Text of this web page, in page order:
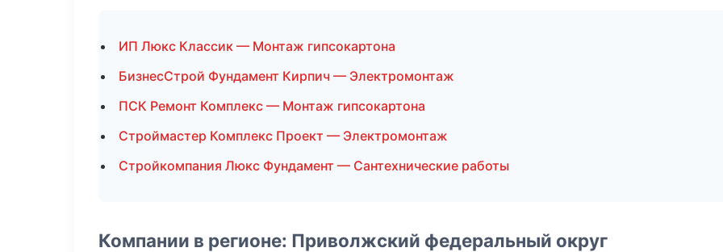
ИП Люкс Классик — Монтаж гипсокартона
БизнесСтрой Фундамент Кирпич — Электромонтаж
ПСК Ремонт Комплекс — Монтаж гипсокартона
Строймастер Комплекс Проект — Электромонтаж
Стройкомпания Люкс Фундамент — Сантехнические работы
Компании в регионе: Приволжский федеральный округ